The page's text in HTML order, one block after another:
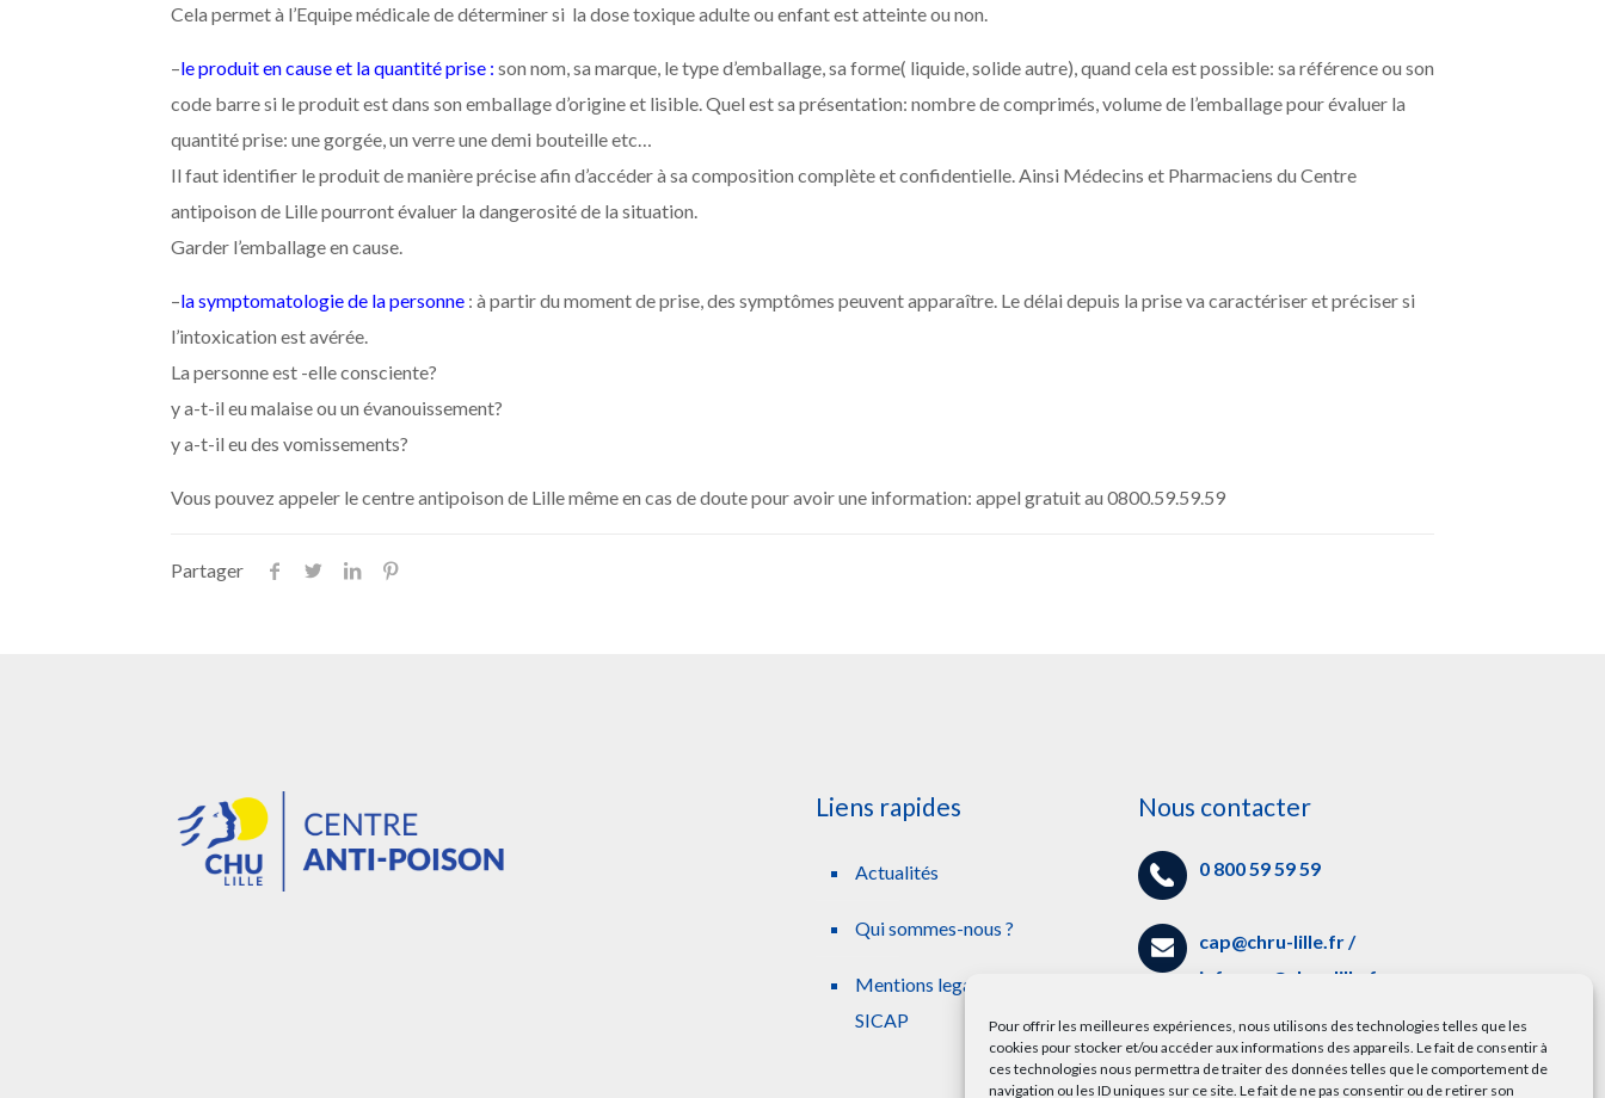
Pour offrir les meilleures expériences, nous utilisons des technologies telles que les
cookies pour stocker et/ou accéder aux informations des appareils. Le fait de consentir à
ces technologies nous permettra de traiter des données telles que le comportement de
navigation ou les ID uniques sur ce site. Le fait de ne pas consentir ou de retirer son
Cela permet à l’Equipe médicale de déterminer si la dose toxique adulte ou enfant est atteinte ou non.
–le produit en cause et la quantité prise : son nom, sa marque, le type d’emballage, sa forme( liquide, solide autre), quand cela est possible: sa référence ou son
code barre si le produit est dans son emballage d’origine et lisible. Quel est sa présentation: nombre de comprimés, volume de l’emballage pour évaluer la
quantité prise: une gorgée, un verre une demi bouteille etc…
Il faut identifier le produit de manière précise afin d’accéder à sa composition complète et confidentielle. Ainsi Médecins et Pharmaciens du Centre
antipoison de Lille pourront évaluer la dangerosité de la situation.
Garder l’emballage en cause.
–la symptomatologie de la personne : à partir du moment de prise, des symptômes peuvent apparaître. Le délai depuis la prise va caractériser et préciser si
l’intoxication est avérée.
La personne est -elle consciente?
y a-t-il eu malaise ou un évanouissement?
y a-t-il eu des vomissements?
Vous pouvez appeler le centre antipoison de Lille même en cas de doute pour avoir une information: appel gratuit au 0800.59.59.59
Partager
Liens rapides
Actualités
Qui sommes-nous ?
Mentions legales simplifiees
SICAP
Nous contacter
0 800 59 59 59
cap@chru-lille.fr/
info.cap@chru-lille.fr
5 avenue Oscar Lambret,
59000 Lille